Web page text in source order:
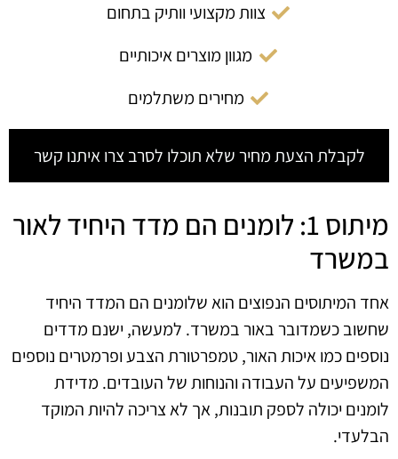
צוות מקצועי וותיק בתחום
מגוון מוצרים איכותיים
מחירים משתלמים
לקבלת הצעת מחיר שלא תוכלו לסרב צרו איתנו קשר
מיתוס 1: לומנים הם מדד היחיד לאור
במשרד
אחד המיתוסים הנפוצים הוא שלומנים הם המדד היחיד
שחשוב כשמדובר באור במשרד. למעשה, ישנם מדדים
נוספים כמו איכות האור, טמפרטורת הצבע ופרמטרים נוספים
המשפיעים על העבודה והנוחות של העובדים. מדידת
לומנים יכולה לספק תובנות, אך לא צריכה להיות המוקד
הבלעדי.